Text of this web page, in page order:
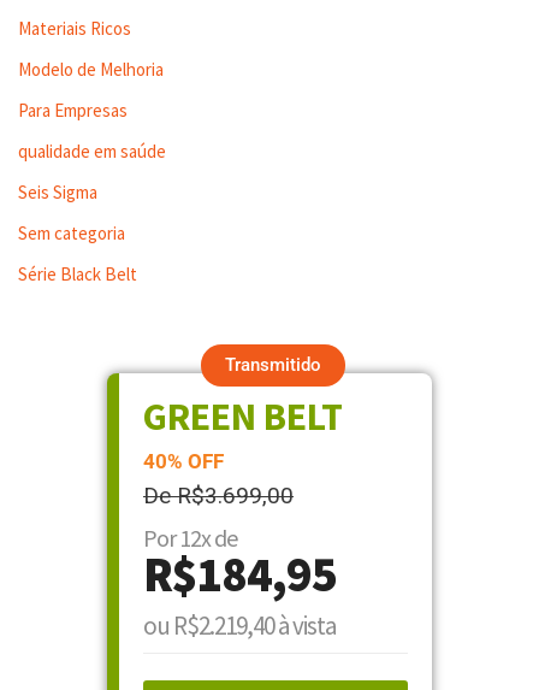
Materiais Ricos
Modelo de Melhoria
Para Empresas
qualidade em saúde
Seis Sigma
Sem categoria
Série Black Belt
Transmitido
GREEN BELT
40% OFF
De R$3.699,00
Por 12x de
R$184,95
ou R$2.219,40 à vista